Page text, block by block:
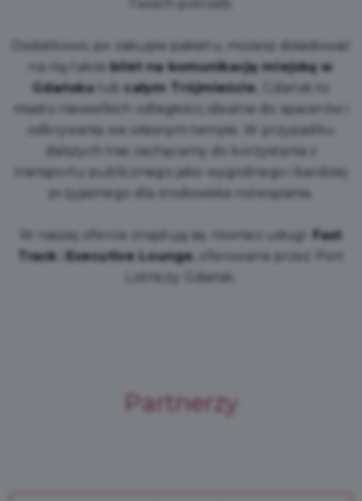
Twoich potrzeb.
Dodatkowo, po zakupie pakietu, możesz doładować
na nią takżebilet na komunikację miejską w
Gdańskulubcałym Trójmieście.
Gdańsk to
miasto niewielkich odległości, idealne do spacerów i
odkrywania we własnym tempie. W przypadku
dalszych tras zachęcamy do korzystania z
transportu publicznego jako wygodnego i bardziej
przyjaznego dla środowiska rozwiązania.
W naszej ofercie znajdują się również usługi
Fast
Track
Executive Lounge , oferowane przez Port
Lotniczy Gdańsk.
Partnerzy